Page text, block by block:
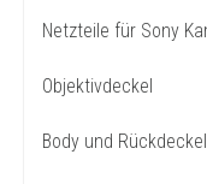
Netzteile für Sony
Objektivdeckel
Body und